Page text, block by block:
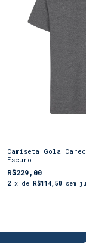
Camiseta Gola
Escuro
R$229,00
2 x de R$114,50 sem